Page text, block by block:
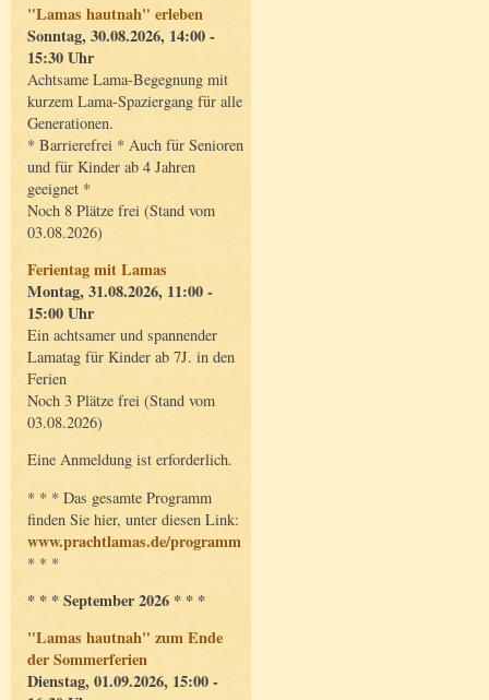
"Lamas hautnah" erleben
Sonntag, 30.08.2026, 14:00 -
15:30 Uhr
Achtsame Lama-Begegnung mit
kurzem Lama-Spaziergang für alle
Generationen.
* Barrierefrei * Auch für Senioren
und für Kinder ab 4 Jahren
geeignet *
Noch 8 Plätze frei (Stand vom
03.08.2026)
Ferientag mit Lamas
Montag, 31.08.2026, 11:00 -
15:00 Uhr
Ein achtsamer und spannender
Lamatag für Kinder ab 7J. in den
Ferien
Noch 3 Plätze frei (Stand vom
03.08.2026)
Eine Anmeldung ist erforderlich.
* * * Das gesamte Programm
finden Sie hier, unter diesen Link:
www.prachtlamas.de/programm
* * *
* * * September 2026 * * *
"Lamas hautnah" zum Ende
der Sommerferien
Dienstag, 01.09.2026, 15:00 -